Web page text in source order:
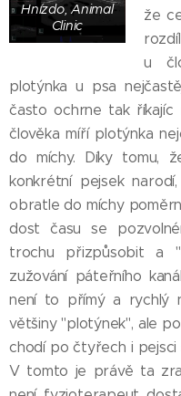
Hnízdo, Animal
Clinic
že
u
plotýnka u psa
často ochrne tak
člověka míří plotýnka
do míchy. Díky tomu,
konkrétní pejsek
obratle do míchy
dost času se
trochu přizpůsobit a
zužování páteřního
není to přímý a rychlý
většiny "plotýnek", ale
chodí po čtyřech i pejsci
V tomto je právě ta